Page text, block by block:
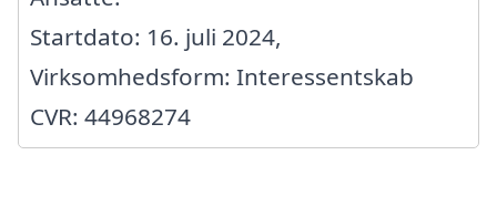
Startdato: 16. juli 2024,
Virksomhedsform: Interessentskab
CVR: 44968274